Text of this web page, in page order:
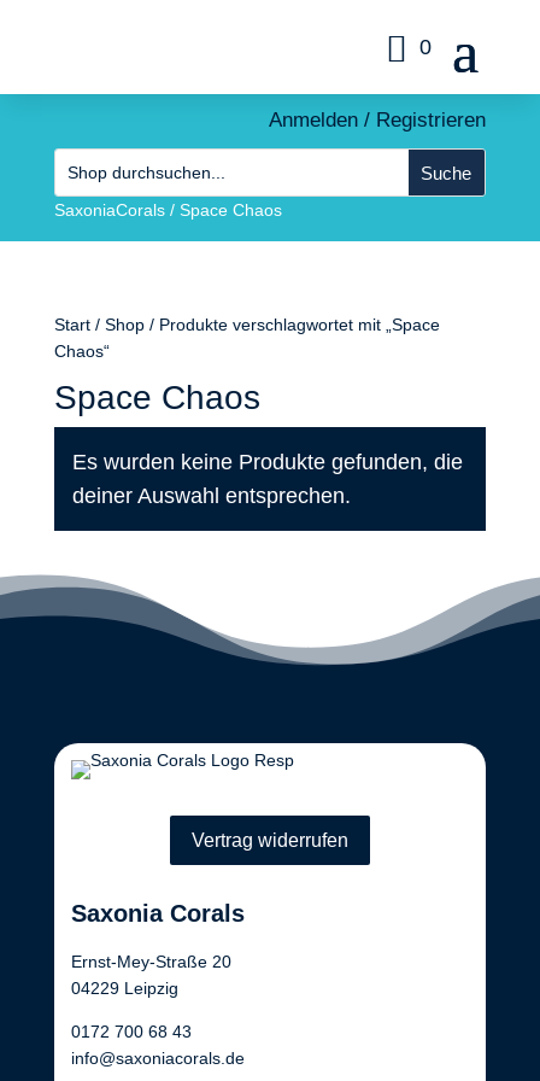
0
Anmelden / Registrieren
SaxoniaCorals/ Space Chaos
Start/ Shop/ Produkte verschlagwortet mit „Space
Chaos“
Space Chaos
Es wurden keine Produkte gefunden, die
deiner Auswahl entsprechen.
Vertrag widerrufen
Saxonia Corals
Ernst-Mey-Straße 20
04229 Leipzig
0172 700 68 43
info@saxoniacorals.de